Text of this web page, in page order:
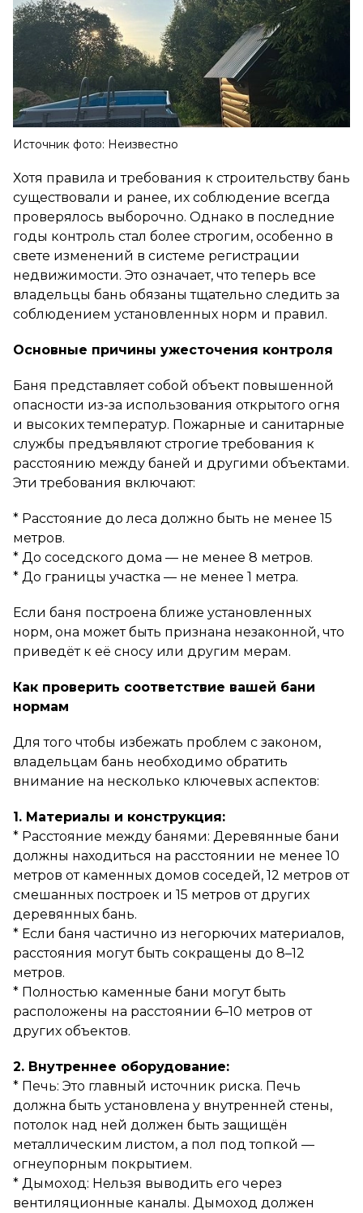
Источник фото: Неизвестно
Хотя правила и требования к строительству бань
существовали и ранее, их соблюдение всегда
проверялось выборочно. Однако в последние
годы контроль стал более строгим, особенно в
свете изменений в системе регистрации
недвижимости. Это означает, что теперь все
владельцы бань обязаны тщательно следить за
соблюдением установленных норм и правил.
Основные причины ужесточения контроля
Баня представляет собой объект повышенной
опасности из-за использования открытого огня
и высоких температур. Пожарные и санитарные
службы предъявляют строгие требования к
расстоянию между баней и другими объектами.
Эти требования включают:
* Расстояние до леса должно быть не менее 15
метров.
* До соседского дома — не менее 8 метров.
* До границы участка — не менее 1 метра.
Если баня построена ближе установленных
норм, она может быть признана незаконной, что
приведёт к её сносу или другим мерам.
Как проверить соответствие вашей бани
нормам
Для того чтобы избежать проблем с законом,
владельцам бань необходимо обратить
внимание на несколько ключевых аспектов:
1. Материалы и конструкция:
* Расстояние между банями: Деревянные бани
должны находиться на расстоянии не менее 10
метров от каменных домов соседей, 12 метров от
смешанных построек и 15 метров от других
деревянных бань.
* Если баня частично из негорючих материалов,
расстояния могут быть сокращены до 8–12
метров.
* Полностью каменные бани могут быть
расположены на расстоянии 6–10 метров от
других объектов.
2. Внутреннее оборудование:
* Печь: Это главный источник риска. Печь
должна быть установлена у внутренней стены,
потолок над ней должен быть защищён
металлическим листом, а пол под топкой —
огнеупорным покрытием.
* Дымоход: Нельзя выводить его через
вентиляционные каналы. Дымоход должен